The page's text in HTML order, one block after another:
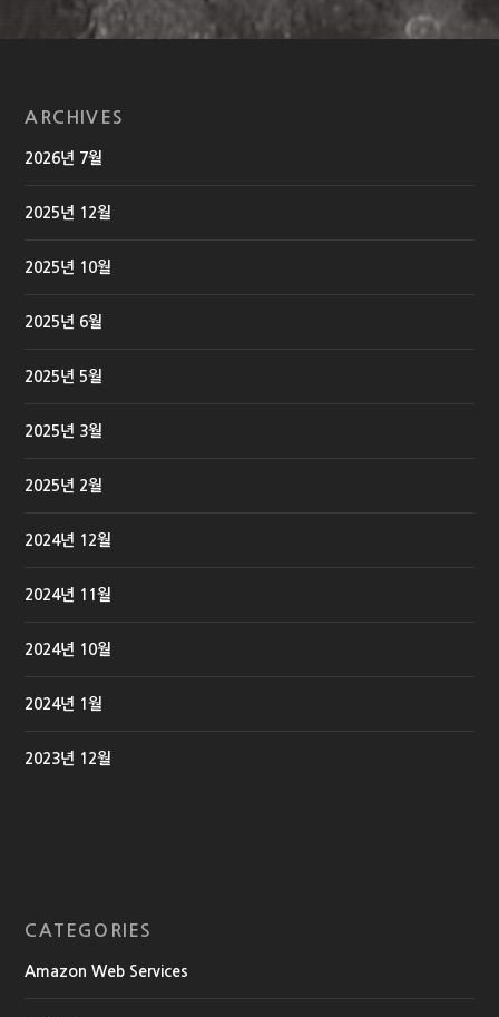
ARCHIVES
2026년 7월
2025년 12월
2025년 10월
2025년 6월
2025년 5월
2025년 3월
2025년 2월
2024년 12월
2024년 11월
2024년 10월
2024년 1월
2023년 12월
CATEGORIES
Amazon Web Services